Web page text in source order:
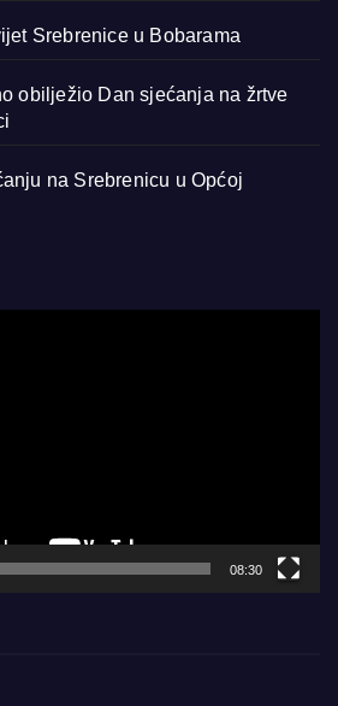
Srebrenice u Bobarama
obilježio Dan sjećanja na žrtve
na Srebrenicu u Općoj
08:30